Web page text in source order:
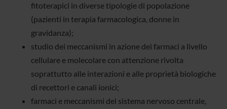
fitoterapici in diverse tipologie di popolazione
(pazienti in terapia farmacologica, donne in
gravidanza);
studio dei meccanismi in azione dei farmaci a livello
cellulare e molecolare con attenzione rivolta
soprattutto alle interazioni e alle proprietà biologiche
di recettori e canali ionici;
farmaci e meccanismi del sistema nervoso centrale,